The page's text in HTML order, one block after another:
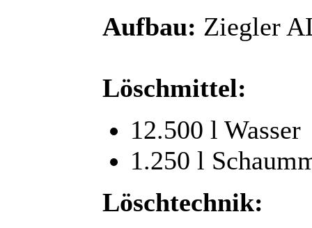
Aufbau: Ziegler
Löschmittel:
12.500 l Wasser
1.250 l
Löschtechnik: